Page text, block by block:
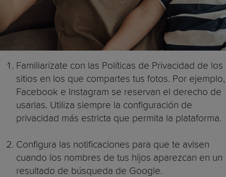
Familiarízate con las Políticas de Privacidad de los
sitios en los que compartes tus fotos. Por ejemplo,
Facebook e Instagram se reservan el derecho de
usarlas. Utiliza siempre la configuración de
privacidad más estricta que permita la plataforma.
Configura las notificaciones para que te avisen
cuando los nombres de tus hijos aparezcan en un
resultado de búsqueda de Google.